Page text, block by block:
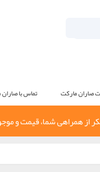
صاران مارکت تماس با
از همراهی شما، قیمت و